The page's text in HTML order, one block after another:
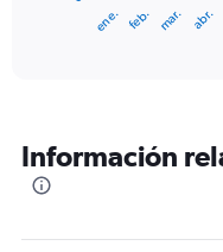
categories.
The
ene. feb. mar. abr.
Información